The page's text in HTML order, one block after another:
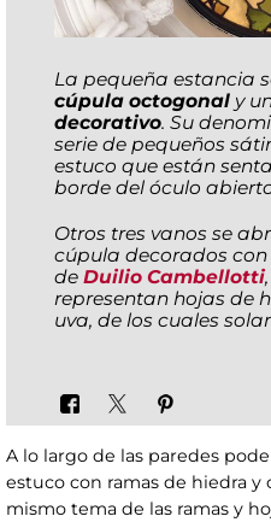
La pequeña estancia
cúpula octogonal y
decorativo. Su
serie de pequeños
estuco que están
borde del óculo
Otros tres vanos se
cúpula decorados con
de Duilio Cambellotti
representan hojas de
uva, de los cuales
A lo largo de las paredes
estuco con ramas de hiedra y
mismo tema de las ramas y